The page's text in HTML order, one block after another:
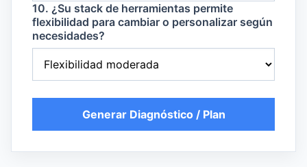
10. ¿Su stack de herramientas permite
flexibilidad para cambiar o personalizar según
necesidades?
Generar Diagnóstico / Plan